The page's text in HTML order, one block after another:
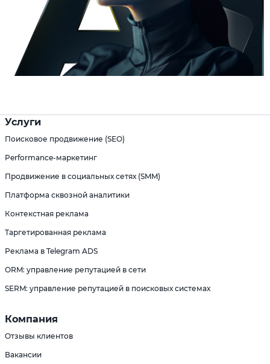
Услуги
Поисковое продвижение (SEO)
Performance-маркетинг
Продвижение в социальных сетях (SMM)
Платформа сквозной аналитики
Контекстная реклама
Таргетированная реклама
Реклама в Telegram ADS
ORM: управление репутацией в сети
SERM: управление репутацией в поисковых системах
Компания
Отзывы клиентов
Вакансии